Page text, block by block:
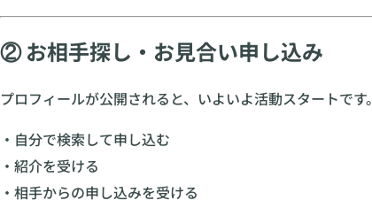
② お相手探し・お見合い申し込み
プロフィールが公開されると、いよいよ活動スタートです。
・自分で検索して申し込む
・紹介を受ける
・相手からの申し込みを受ける